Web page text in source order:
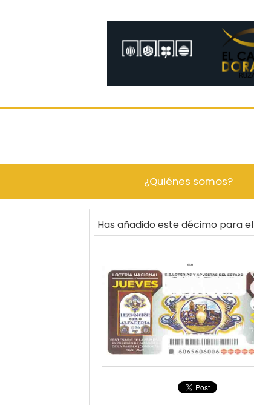
¿Quiénes somos?
Has añadido este décimo para
65538